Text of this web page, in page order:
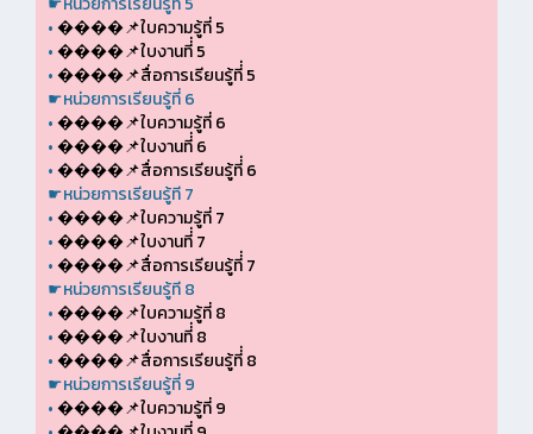
•����📌ใบความรู้ที่ 5
•����📌ใบงานที่่ 5
•����📌สื่อการเรียนรู้ที่่ 5
☛หน่วยการเรียนรู้ที่ 6
•����📌ใบความรู้ที่ 6
•����📌ใบงานที่่ 6
•����📌สื่อการเรียนรู้ที่่ 6
☛หน่วยการเรียนรู้ที 7
•����📌ใบความรู้ที่ 7
•����📌ใบงานที่่ 7
•����📌สื่อการเรียนรู้ที่่ 7
☛หน่วยการเรียนรู้ที 8
•����📌ใบความรู้ที่ 8
•����📌ใบงานที่่ 8
•����📌สื่อการเรียนรู้ที่่ 8
☛หน่วยการเรียนรู้ที่ 9
•����📌ใบความรู้ที่ 9